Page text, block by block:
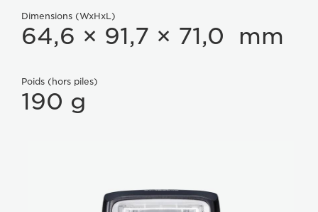
Dimensions (WxHxL)
64,6 × 91,7 × 71,0 mm
Poids (hors piles)
190 g